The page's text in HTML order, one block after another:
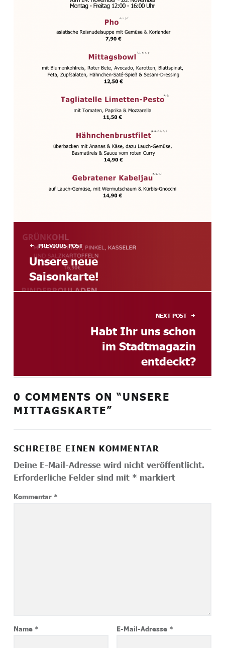
BEITRAGSNAVIGATION
PREVIOUS POST
Unsere neue
Saisonkarte!
NEXT POST
Habt Ihr uns schon
im Stadtmagazin
entdeckt?
0 COMMENTS ON “UNSERE
MITTAGSKARTE”
SCHREIBE EINEN KOMMENTAR
Deine E-Mail-Adresse wird nicht veröffentlicht.
Erforderliche Felder sind mit * markiert
Kommentar *
Name * E-Mail-Adresse *